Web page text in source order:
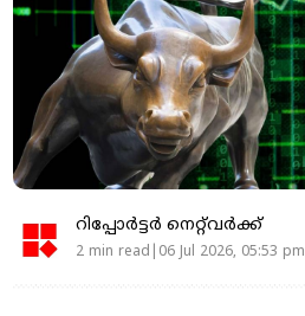
റിപ്പോർട്ടർ നെറ്റ്‌വര്‍ക്ക്‌
2 min read|06 Jul 2026, 05:53 pm